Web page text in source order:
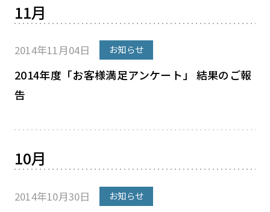
11月
2014年11月04日 お知らせ
2014年度「お客様満足アンケート」 結果のご報
告
10月
2014年10月30日 お知らせ